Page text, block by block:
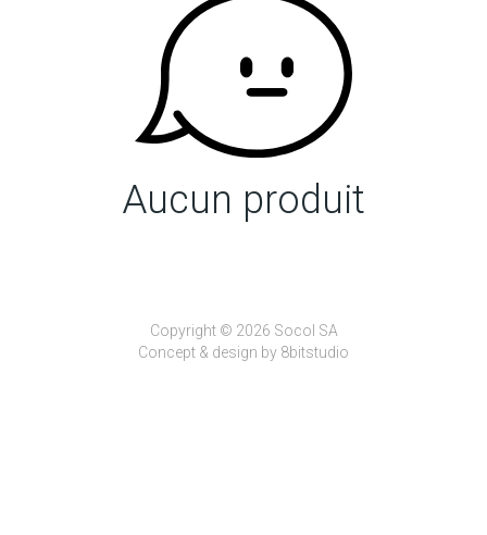
Aucun produit
Copyright © 2026 Socol SA
Concept & design by 8bitstudio